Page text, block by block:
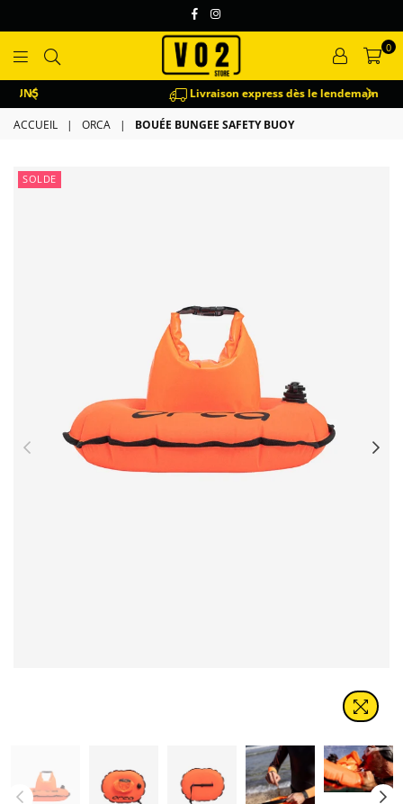
FacebookInstagram
VO2
0
Livraison express dès le lendemain
ACCUEIL | ORCA | BOUÉE BUNGEE SAFETY BUOY
SOLDE